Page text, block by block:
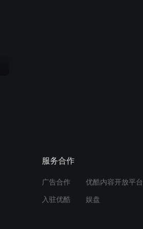
服务合作
广告合作 优酷内容开放平台
入驻优酷 娱盘